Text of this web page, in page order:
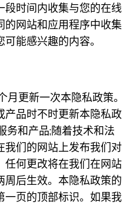
段时间内收集与您的在线
的网站和应用程序中收集
能感兴趣的内容。
更新一次本隐私政策。
产品时不时更新本隐私政
务和产品;随着技术和法
我们的网站上发布我们对
任何更改将在我们在网站
周后生效。本隐私政策的
一页的顶部标识。如果我